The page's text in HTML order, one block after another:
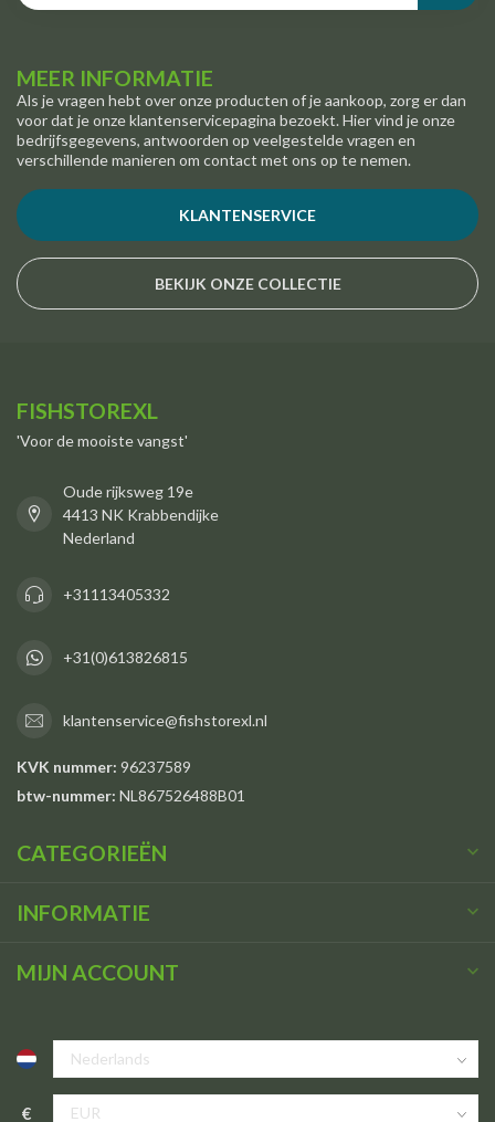
MEER INFORMATIE
Als je vragen hebt over onze producten of je aankoop, zorg er dan
voor dat je onze klantenservicepagina bezoekt. Hier vind je onze
bedrijfsgegevens, antwoorden op veelgestelde vragen en
verschillende manieren om contact met ons op te nemen.
KLANTENSERVICE
BEKIJK ONZE COLLECTIE
FISHSTOREXL
'Voor de mooiste vangst'
Oude rijksweg 19e
4413 NK Krabbendijke
Nederland
+31113405332
+31(0)613826815
klantenservice@fishstorexl.nl
KVK nummer: 96237589
btw-nummer: NL867526488B01
CATEGORIEËN
INFORMATIE
MIJN ACCOUNT
€